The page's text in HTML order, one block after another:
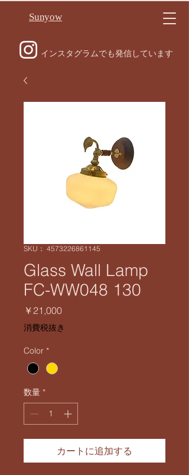
Sunyow
インスタグラムでも発信しています
SKU： 4573226861145
Glass Wall Lamp
FC-WW048 130
￥21,000価
格
消費税抜き
Color *
数量 *
カートに追加する